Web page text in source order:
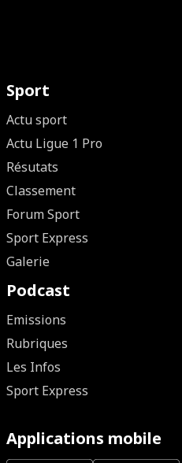
Sport
Actu sport
Actu Ligue 1 Pro
Résutats
Classement
Forum Sport
Sport Express
Galerie
Podcast
Emissions
Rubriques
Les Infos
Sport Express
Applications mobile